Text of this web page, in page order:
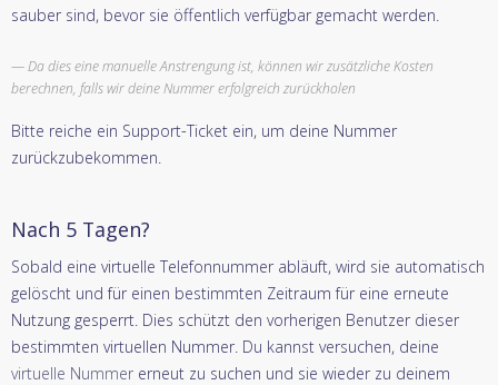
sauber sind, bevor sie öffentlich verfügbar gemacht werden.
Da dies eine manuelle Anstrengung ist, können wir zusätzliche Kosten
berechnen, falls wir deine Nummer erfolgreich zurückholen
Bitte reiche ein Support-Ticket ein, um deine Nummer
zurückzubekommen.
Nach 5 Tagen?
Sobald eine virtuelle Telefonnummer abläuft, wird sie automatisch
gelöscht und für einen bestimmten Zeitraum für eine erneute
Nutzung gesperrt. Dies schützt den vorherigen Benutzer dieser
bestimmten virtuellen Nummer. Du kannst versuchen, deine
virtuelle Nummer erneut zu suchen und sie wieder zu deinem